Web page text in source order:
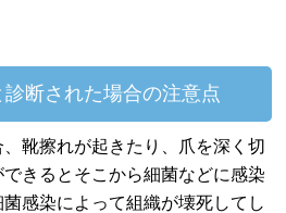
断された場合の注意点
靴擦れが起きたり、爪を深く切
きるとそこから細菌などに感染
感染によって組織が壊死してし